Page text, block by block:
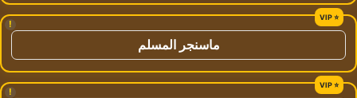
!
ماسنجر المسلم
!